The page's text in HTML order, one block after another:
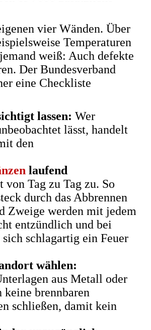
Tab)
vier Wänden. Über
Temperaturen
weiß: Auch defekte
Der Bundesverband
eine Checkliste
lassen: Wer
lässt, handelt
den
laufend
Tag zu Tag zu. So
durch das Abbrennen
Zweige werden mit jedem
entzündlich und bei
schlagartig ein Feuer
wählen:
aus Metall oder
brennbaren
schließen, damit kein